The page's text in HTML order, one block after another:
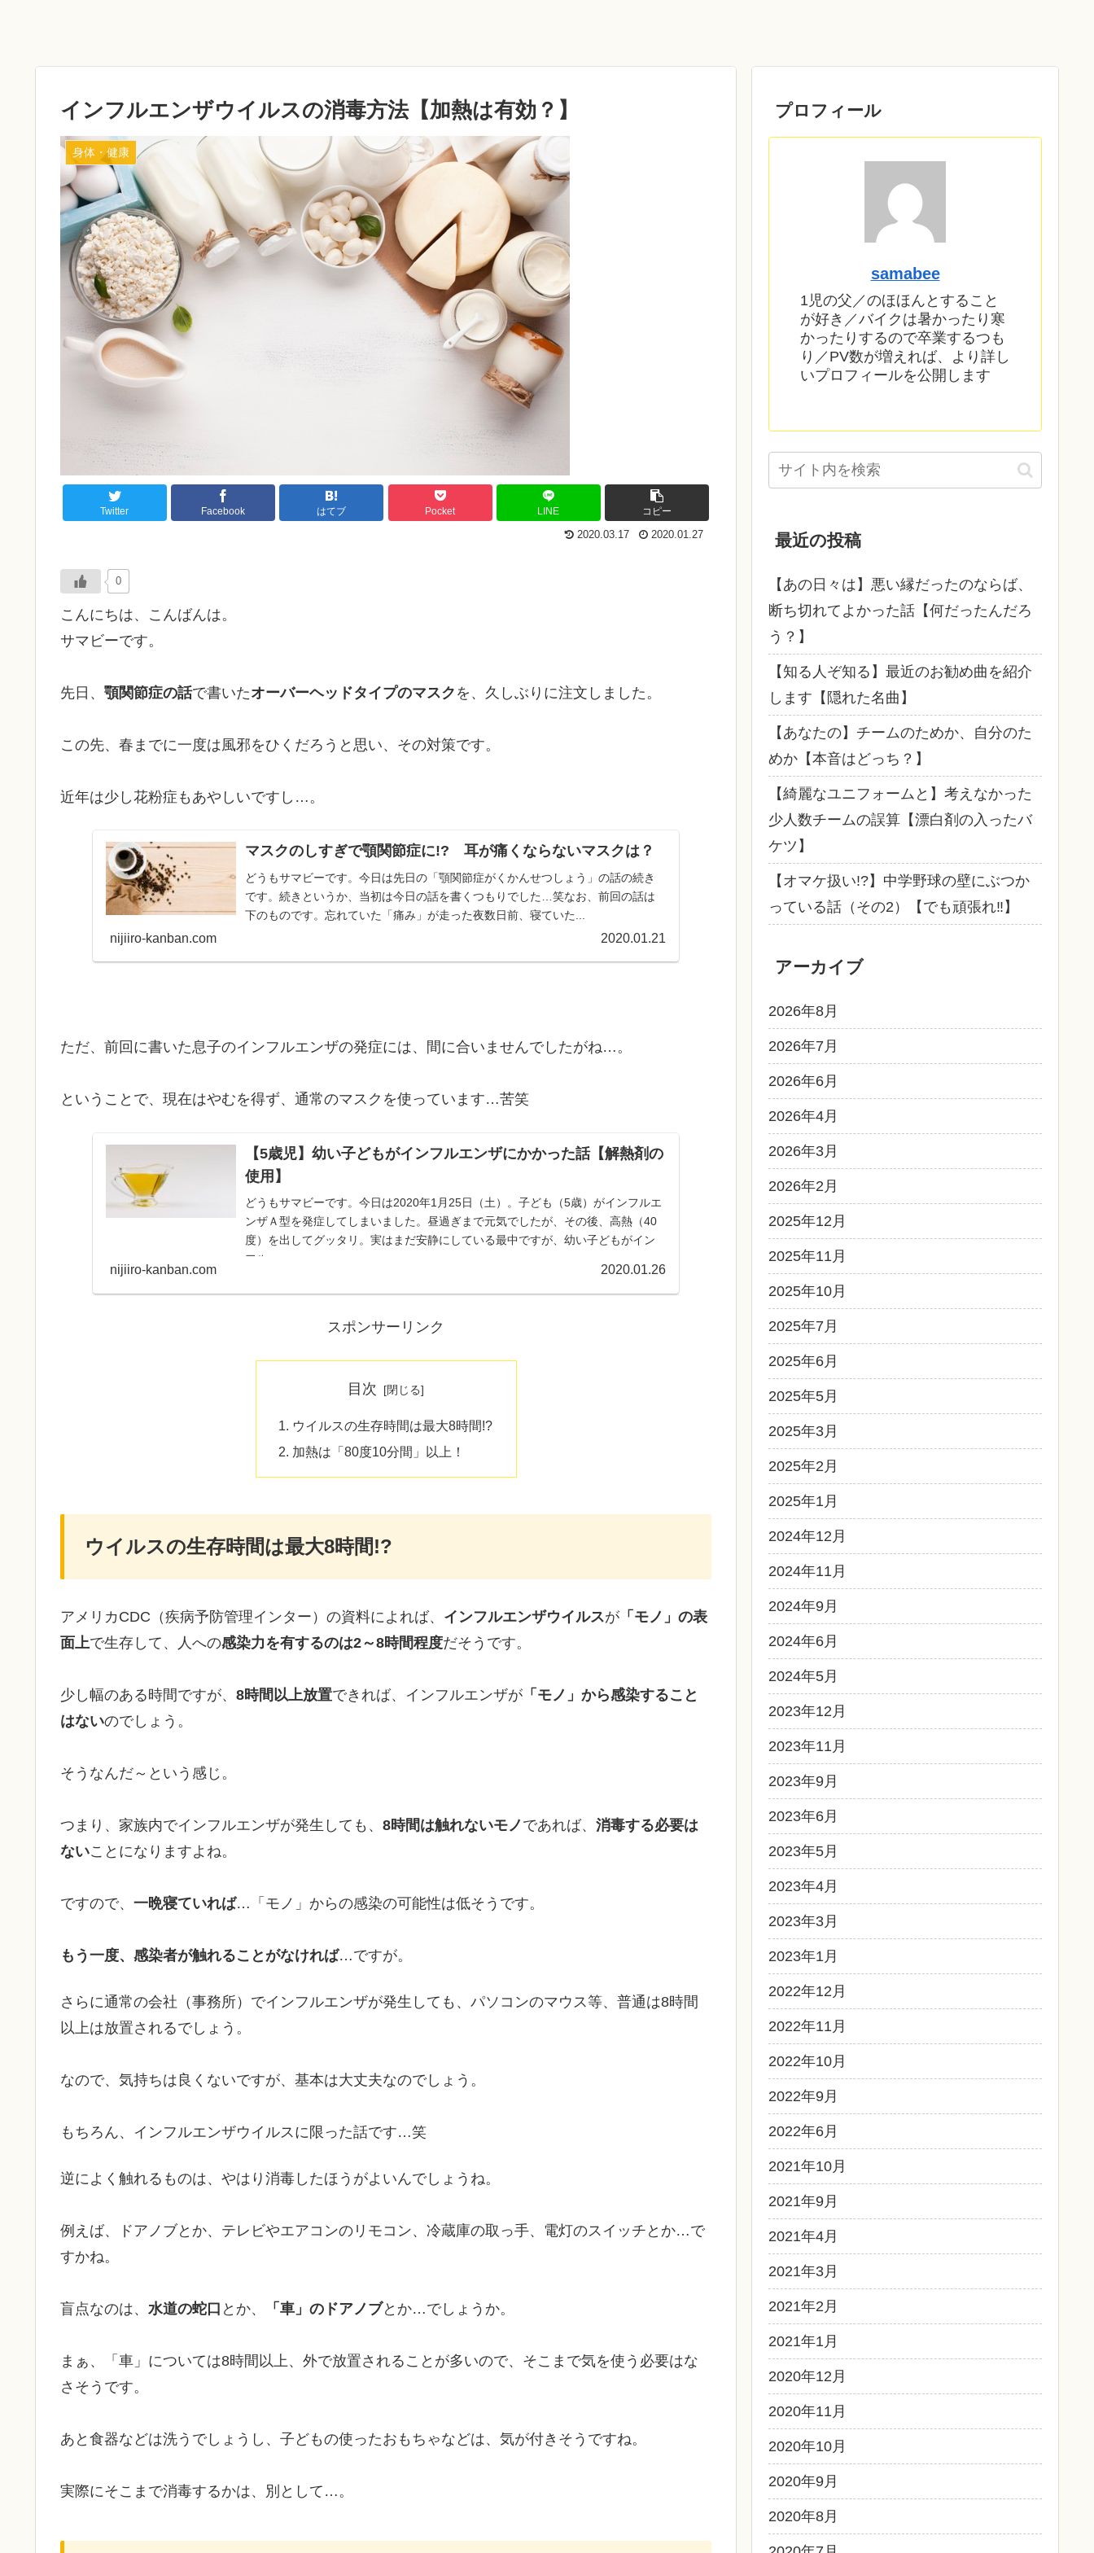
インフルエンザウイルスの消毒方法【加熱は有効？】
身体・健康
Twitter Facebook はてブ Pocket LINE コピー
2020.03.17 2020.01.27
0
こんにちは、こんばんは。
サマビーです。
先日、 顎関節症の話で書いたオーバーヘッドタイプのマスク を、久しぶりに注文しました。
この先、春までに一度は風邪をひくだろうと思い、その対策です。
近年は少し花粉症もあやしいですし…。
マスクのしすぎで顎関節症に!? 耳が痛くならないマスクは？
どうもサマビーです。今日は先日の「顎関節症がくかんせつしょう」の話の続き
です。続きというか、当初は今日の話を書くつもりでした…笑なお、前回の話は
下のものです。忘れていた「痛み」が走った夜数日前、寝ていた...
nijiiro-kanban.com 2020.01.21
ただ、前回に書いた息子のインフルエンザの発症には、間に合いませんでしたがね…。
ということで、現在はやむを得ず、通常のマスクを使っています…苦笑
【5歳児】幼い子どもがインフルエンザにかかった話【解熱剤の
使用】
どうもサマビーです。今日は2020年1月25日（土）。子ども（5歳）がインフルエ
ンザＡ型を発症してしまいました。昼過ぎまで元気でしたが、その後、高熱（40
度）を出してグッタリ。実はまだ安静にしている最中ですが、幼い子どもがイン
フル...
nijiiro-kanban.com 2020.01.26
スポンサーリンク
目次
ウイルスの生存時間は最大8時間!?
加熱は「80度10分間」以上！
ウイルスの生存時間は最大8時間!?
アメリカCDC（疾病予防管理インター）の資料によれば、 インフルエンザウイルスが 「モノ」の表
面上で生存して、人への感染力を有するのは2～8時間程度だそうです。
少し幅のある時間ですが、 8時間以上放置できれば、インフルエンザが 「モノ」から感染すること
はないのでしょう。
そうなんだ～という感じ。
つまり、家族内でインフルエンザが発生しても、 8時間は触れないモノ であれば、 消毒する必要は
ないことになりますよね。
ですので、 一晩寝ていれば…「モノ」からの感染の可能性は低そうです。
もう一度、感染者が触れることがなければ…ですが。
さらに通常の会社（事務所）でインフルエンザが発生しても、パソコンのマウス等、普通は8時間
以上は放置されるでしょう。
なので、気持ちは良くないですが、基本は大丈夫なのでしょう。
もちろん、インフルエンザウイルスに限った話です…笑
逆によく触れるものは、やはり消毒したほうがよいんでしょうね。
例えば、ドアノブとか、テレビやエアコンのリモコン、冷蔵庫の取っ手、電灯のスイッチとか…で
すかね。
盲点なのは、 水道の蛇口 とか、 「車」のドアノブとか…でしょうか。
まぁ、「車」については8時間以上、外で放置されることが多いので、そこまで気を使う必要はな
さそうです。
あと食器などは洗うでしょうし、子どもの使ったおもちゃなどは、気が付きそうですね。
実際にそこまで消毒するかは、別として…。
プロフィール
samabee
1児の父／のほほんとすること
が好き／バイクは暑かったり寒
かったりするので卒業するつも
り／PV数が増えれば、より詳し
いプロフィールを公開します
最近の投稿
【あの日々は】悪い縁だったのならば、
断ち切れてよかった話【何だったんだろ
う？】
【知る人ぞ知る】最近のお勧め曲を紹介
します【隠れた名曲】
【あなたの】チームのためか、自分のた
めか【本音はどっち？】
【綺麗なユニフォームと】考えなかった
少人数チームの誤算【漂白剤の入ったバ
ケツ】
【オマケ扱い!?】中学野球の壁にぶつか
っている話（その2）【でも頑張れ‼】
アーカイブ
2026年8月
2026年7月
2026年6月
2026年4月
2026年3月
2026年2月
2025年12月
2025年11月
2025年10月
2025年7月
2025年6月
2025年5月
2025年3月
2025年2月
2025年1月
2024年12月
2024年11月
2024年9月
2024年6月
2024年5月
2023年12月
2023年11月
2023年9月
2023年6月
2023年5月
2023年4月
2023年3月
2023年1月
2022年12月
2022年11月
2022年10月
2022年9月
2022年6月
2021年10月
2021年9月
2021年4月
2021年3月
2021年2月
2021年1月
2020年12月
2020年11月
2020年10月
2020年9月
2020年8月